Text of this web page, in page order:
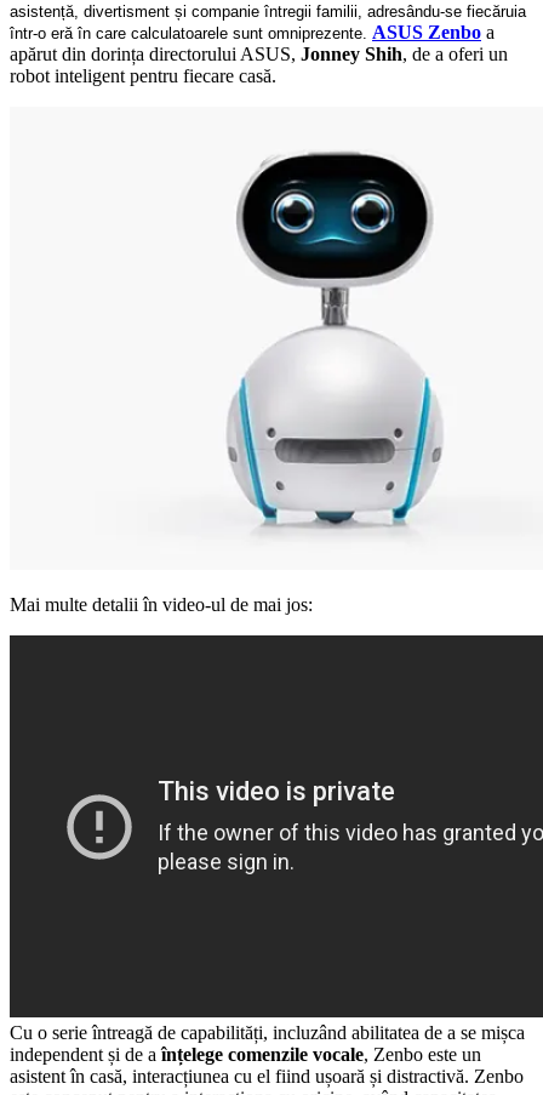
asistență, divertisment și companie întregii familii, adresându-se fiecăruia
într-o eră în care calculatoarele sunt omniprezente. ASUS Zenbo a
apărut din dorința directorului ASUS, Jonney Shih, de a oferi un
robot inteligent pentru fiecare casă.
Mai multe detalii în video-ul de mai jos:
Cu o serie întreagă de capabilități, incluzând abilitatea de a se mișca
independent și de aînțelege comenzile vocale, Zenbo este un
asistent în casă, interacțiunea cu el fiind ușoară și distractivă. Zenbo